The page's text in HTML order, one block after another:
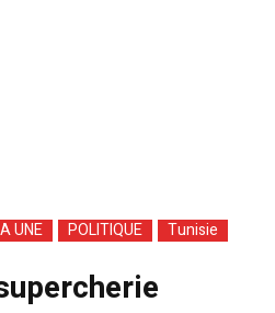
UNE POLITIQUE Tunisie